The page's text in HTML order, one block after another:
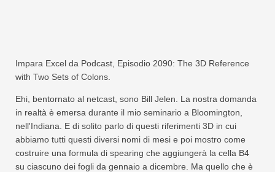
Impara Excel da Podcast, Episodio 2090: The 3D Reference
with Two Sets of Colons.
Ehi, bentornato al netcast, sono Bill Jelen. La nostra domanda
in realtà è emersa durante il mio seminario a Bloomington,
nell'Indiana. E di solito parlo di questi riferimenti 3D in cui
abbiamo tutti questi diversi nomi di mesi e poi mostro come
costruire una formula di spearing che aggiungerà la cella B4
su ciascuno dei fogli da gennaio a dicembre. Ma quello che è